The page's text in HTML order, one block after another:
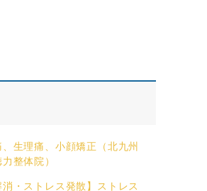
生理痛、小顔矯正（北九州
整体院）
消・ストレス発散】ストレス